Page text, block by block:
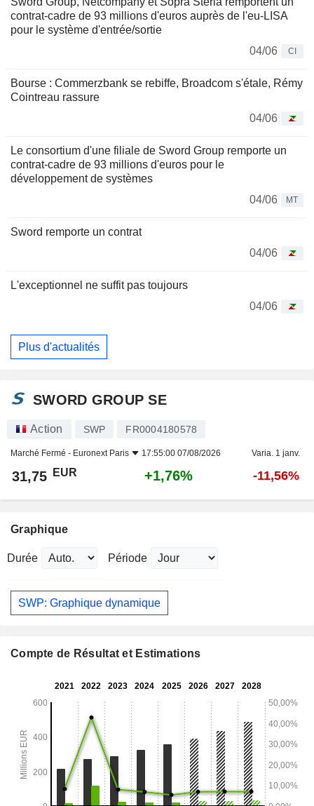
contrat-cadre de 93 millions d'euros auprès de l'eu-LISA
pour le système d'entrée/sortie
04/06
CI
Bourse : Commerzbank se rebiffe, Broadcom s'étale, Rémy
Cointreau rassure
04/06
Le consortium d'une filiale de Sword Group remporte un
contrat-cadre de 93 millions d'euros pour le
développement de systèmes
04/06
MT
Sword remporte un contrat
04/06
L'exceptionnel ne suffit pas toujours
04/06
Plus d'actualités
SWORD GROUP SE
Action SWP FR0004180578
Marché Fermé - Euronext Paris 17:55:00 07/08/2026 Varia. 1 janv.
31,75 EUR +1,76% -11,56%
Graphique
Durée Période
SWP: Graphique dynamique
Compte de Résultat et Estimations